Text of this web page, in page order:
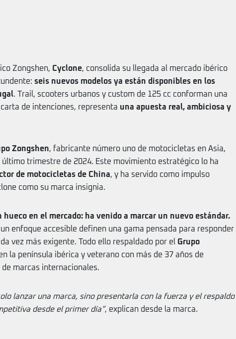
Zongshen, Cyclone, consolida su llegada al mercado ibérico
seis nuevos modelos ya están disponibles en los
. Trail, scooters urbanos y custom de 125 cc conforman una
de intenciones, representa una apuesta real, ambiciosa y
Zongshen, fabricante número uno de motocicletas en Asia,
trimestre de 2024. Este movimiento estratégico lo ha
de motocicletas de China, y ha servido como impulso
como su marca insignia.
hueco en el mercado: ha venido a marcar un nuevo estándar.
enfoque accesible definen una gama pensada para responder
vez más exigente. Todo ello respaldado por el Grupo
la península ibérica y veterano con más de 37 años de
marcas internacionales.
lanzar una marca, sino presentarla con la fuerza y el respaldo
desde el primer día”, explican desde la marca.